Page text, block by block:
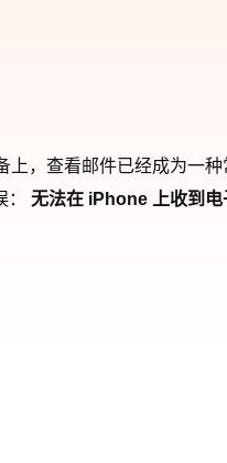
，查看邮件已经成为一
： 无法在 iPhone 上收到电